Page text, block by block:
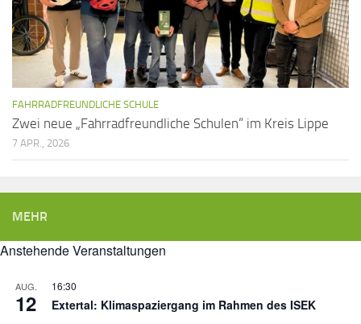
FAHRRADFREUNDLICHE SCHULE
Zwei neue „Fahrradfreundliche Schulen“ im Kreis Lippe
7 APR., 2026
MEHR
Anstehende Veranstaltungen
AUG.
12
16:30
Extertal: Klimaspaziergang im Rahmen des ISEK